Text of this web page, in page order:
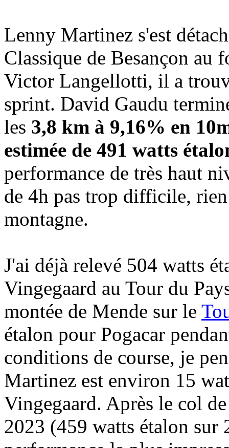
Lenny Martinez s'est
Classique de Besançon
Victor Langellotti, il a
sprint. David Gaudu
les 3,8 km à 9,16% en
estimée de 491 watts
performance de très haut
de 4h pas trop difficile,
montagne.
J'ai déjà relevé 504 watts
Vingegaard au Tour du
montée de Mende sur le
étalon pour Pogacar
conditions de course, je
Martinez est environ 15
Vingegaard. Après le col
2023 (459 watts étalon sur